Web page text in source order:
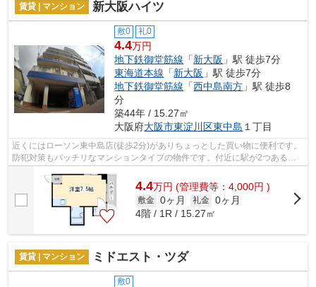
賃貸 | マンション 新大阪ハイツ
敷0 礼0
4.4万円
地下鉄御堂筋線 「新大阪 」駅 徒歩7分
東海道本線 「新大阪 」駅 徒歩7分
地下鉄御堂筋線 「西中島南方 」駅 徒歩8
分
築44年 / 15.27㎡
大阪府大阪市東淀川区東中島 １丁目
近くにはローソン東中島店(徒歩2分)がありちょっとした買い物に便利です。
防犯対策もバッチリなマンションタイプの物件です。付近に駅が2つあるの
で、用途や行き先によって経路を選べ...
4.4万円 (管理費等：4,000円 )
敷金 0ヶ月 礼金 0ヶ月
4階 / 1R / 15.27㎡
賃貸 | マンション ミドエスト・ツダ
敷0